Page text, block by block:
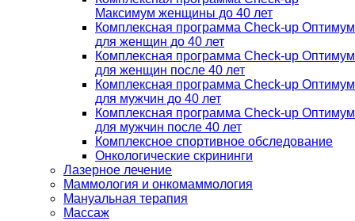
Максимум женщины до 40 лет
Комплексная программа Check-up Оптимум
для женщин до 40 лет
Комплексная программа Check-up Оптимум
для женщин после 40 лет
Комплексная программа Check-up Оптимум
для мужчин до 40 лет
Комплексная программа Check-up Оптимум
для мужчин после 40 лет
Комплексное спортивное обследование
Онкологические скрининги
Лазерное лечение
Маммология и онкомаммология
Мануальная терапия
Массаж